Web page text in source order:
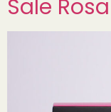
Sale Rosa